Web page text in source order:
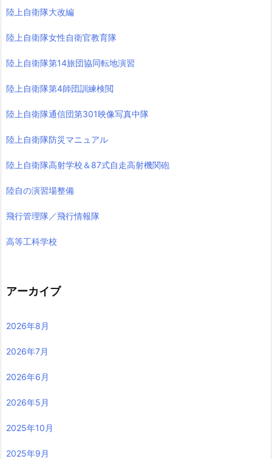
陸上自衛隊大改編
陸上自衛隊女性自衛官教育隊
陸上自衛隊第14旅団協同転地演習
陸上自衛隊第4師団訓練検閲
陸上自衛隊通信団第301映像写真中隊
陸上自衛隊防災マニュアル
陸上自衛隊高射学校＆87式自走高射機関砲
陸自の演習場整備
飛行管理隊／飛行情報隊
高等工科学校
アーカイブ
2026年8月
2026年7月
2026年6月
2026年5月
2025年10月
2025年9月